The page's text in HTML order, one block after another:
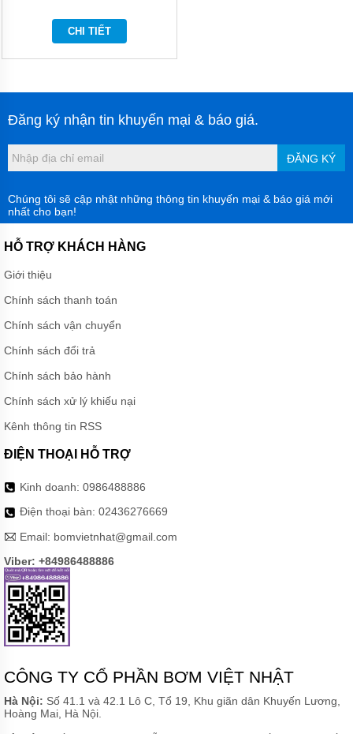
CHẤT
BƠM
RĂNG
THỦY
BƠM
TRUYỀN
NHIỆT
BƠM
CHÌM
THẢI
MÁY
HÓA
MÁY
BƠM
NƯỚC
MÁY
KHÍ
PHỤ
KIỆN
BƠM
MÁY
CÔNG
NGHIỆP
GIỚI
THIỆU
SẢN
PHẨM
LIÊN
HỆ
CHI TIẾT
Đăng ký nhận tin khuyến mại & báo giá.
ĐĂNG KÝ
Chúng tôi sẽ cập nhật những thông tin khuyến mại & báo giá mới
nhất cho bạn!
HỖ TRỢ KHÁCH HÀNG
Giới thiệu
Chính sách thanh toán
Chính sách vận chuyển
Chính sách đổi trả
Chính sách bảo hành
Chính sách xử lý khiếu nại
Kênh thông tin RSS
ĐIỆN THOẠI HỖ TRỢ
Kinh doanh: 0986488886
Điện thoại bàn: 02436276669
Email: bomvietnhat@gmail.com
Viber: +84986488886
CÔNG TY CỔ PHẦN BƠM VIỆT NHẬT
Hà Nội: Số 41.1 và 42.1 Lô C, Tổ 19, Khu giãn dân Khuyến Lương,
Hoàng Mai, Hà Nội.